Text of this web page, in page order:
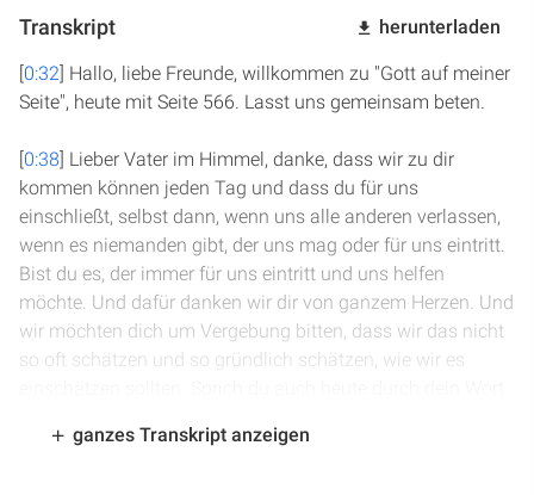
Transkript herunterladen
[0:32] Hallo, liebe Freunde, willkommen zu "Gott auf meiner
Seite", heute mit Seite 566. Lasst uns gemeinsam beten.
[0:38] Lieber Vater im Himmel, danke, dass wir zu dir
kommen können jeden Tag und dass du für uns
einschließt, selbst dann, wenn uns alle anderen verlassen,
wenn es niemanden gibt, der uns mag oder für uns eintritt.
Bist du es, der immer für uns eintritt und uns helfen
möchte. Und dafür danken wir dir von ganzem Herzen. Und
wir möchten dich um Vergebung bitten, dass wir das nicht
so oft schätzen und so gründlich schätzen, wie wir es
deines Charakters und die Kraft des Wortes besser
ganzes Transkript anzeigen